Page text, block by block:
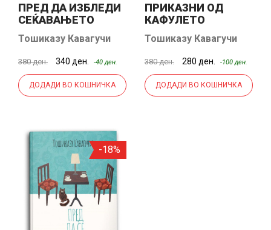
ПРЕД ДА ИЗБЛЕДИ
СЕЌАВАЊЕТО
Тошиказу Кавагучи
380 ден. 340 ден. -40 ден.
ДОДАДИ ВО КОШНИЧКА
ПРИКАЗНИ ОД
КАФУЛЕТО
Тошиказу Кавагучи
380 ден. 280 ден. -100 ден.
ДОДАДИ ВО КОШНИЧКА
-18%